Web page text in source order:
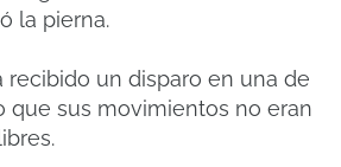
la pierna.
recibido un disparo en una de
que sus movimientos no eran